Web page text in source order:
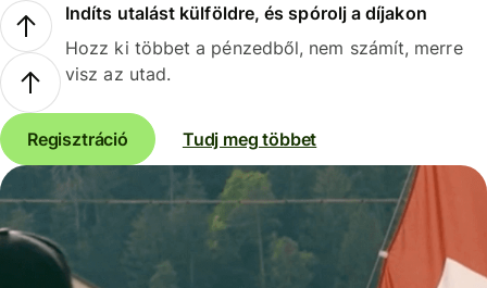
Indíts utalást külföldre, és spórolj a díjakon
Hozz ki többet a pénzedből, nem számít, merre
visz az utad.
Regisztráció Tudj meg többet